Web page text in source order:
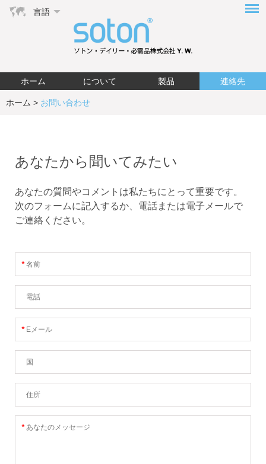
言語
ホーム について 製品 連絡先
ホーム > お問い合わせ
あなたから聞いてみたい
あなたの質問やコメントは私たちにとって重要です。
次のフォームに記入するか、電話または電子メールで
ご連絡ください。